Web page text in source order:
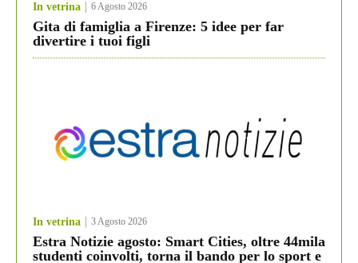
In vetrina 6 Agosto 2026
Gita di famiglia a Firenze: 5 idee per far
divertire i tuoi figli
In vetrina 3 Agosto 2026
Estra Notizie agosto: Smart Cities, oltre 44mila
studenti coinvolti, torna il bando per lo sport e